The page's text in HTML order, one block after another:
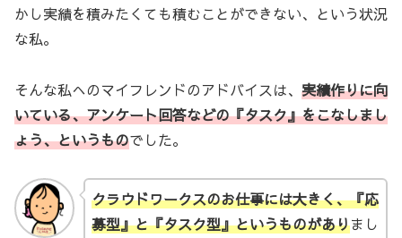
かし実績を積みたくても積むことができない、という状況
な私。
そんな私へのマイフレンドのアドバイスは、 実績作りに向
いている、アンケート回答などの『タスク』をこなしまし
ょう、というものでした。
クラウドワークスのお仕事には大きく、『応
募型』と『タスク型』というものがありまし